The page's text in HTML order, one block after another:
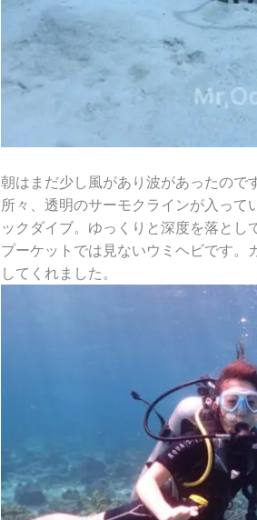
朝はまだ少し風があり波があったので
所々、透明のサーモクラインが入っ
ックダイブ。ゆっくりと深度を落とし
プーケットでは見ないウミヘビです。
してくれました。